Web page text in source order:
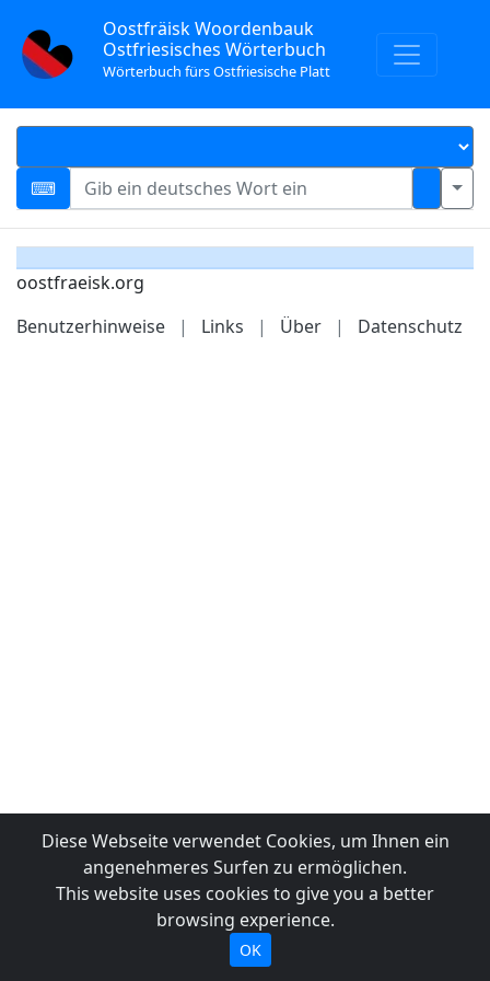
Oostfräisk Woordenbauk
Ostfriesisches Wörterbuch
Wörterbuch fürs Ostfriesische Platt
oostfraeisk.org
Benutzerhinweise
| Links | Über | Datenschutz
Diese Webseite verwendet Cookies, um Ihnen ein
angenehmeres Surfen zu ermöglichen.
This website uses cookies to give you a better
browsing experience.
OK